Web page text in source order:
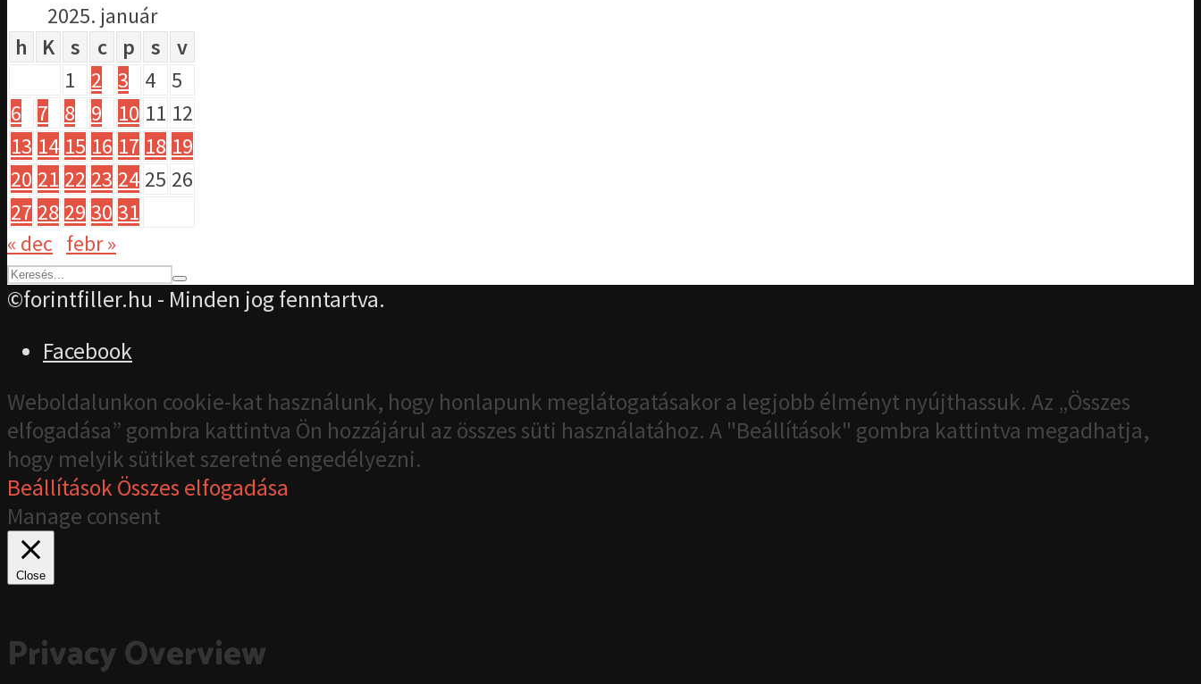
2025. január
h
K s c p s
v
1
2 3 4 5
6
7 8 9 10 11 12
13 14 15 16 17 18 19
20 21 22 23 24 25 26
27 28 29 30 31
« dec febr »
©forintfiller.hu - Minden jog fenntartva.
Facebook
Weboldalunkon cookie-kat használunk, hogy honlapunk meglátogatásakor a legjobb élményt nyújthassuk. Az „Összes
elfogadása” gombra kattintva Ön hozzájárul az összes süti használatához. A "Beállítások" gombra kattintva megadhatja,
hogy melyik sütiket szeretné engedélyezni.
BeállításokÖsszes elfogadása
Manage consent
Close
Privacy Overview